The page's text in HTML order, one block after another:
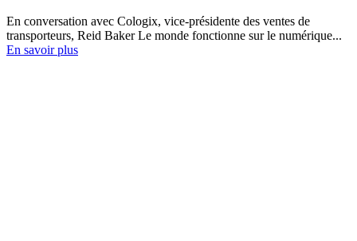
En conversation avec Cologix, vice-présidente des ventes de
transporteurs, Reid Baker Le monde fonctionne sur le numérique...
En savoir plus